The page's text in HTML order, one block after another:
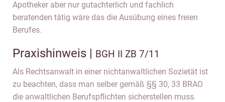
Apotheker aber nur gutachterlich und fachlich
beratenden tätig wäre das die Ausübung eines freien
Berufes.
Praxishinweis | BGH II ZB 7/11
Als Rechtsanwalt in einer nichtanwaltlichen Sozietät ist
zu beachten, dass man selber gemäß §§ 30, 33 BRAO
die anwaltlichen Berufspflichten sicherstellen muss.